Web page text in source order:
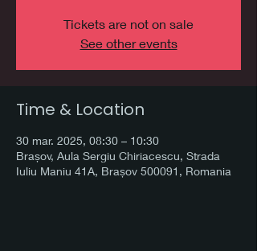
Tickets are not on sale
See other events
Time & Location
30 mar. 2025, 08:30 – 10:30
Brașov, Aula Sergiu Chiriacescu, Strada
Iuliu Maniu 41A, Brașov 500091, Romania